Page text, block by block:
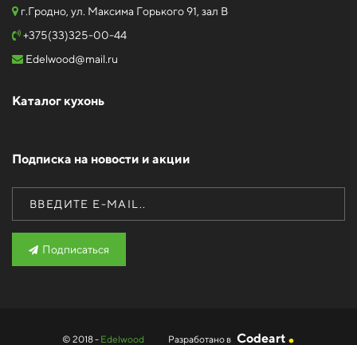
г.Гродно, ул. Максима Горького 91, зал В
+375(33)325-00-44
Edelwood@mail.ru
Каталог кухонь
Подписка на новости и акции
Подписаться
© 2018 - Edelwood Разработано в Codeart .